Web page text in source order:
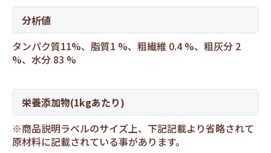
分析値
タンパク質11%、脂質1 %、粗繊維 0.4 %、粗灰分 2
%、水分 83 %
栄養添加物(1kgあたり)
※商品説明ラベルのサイズ上、下記記載より省略されて
原材料に記載されている事があります。